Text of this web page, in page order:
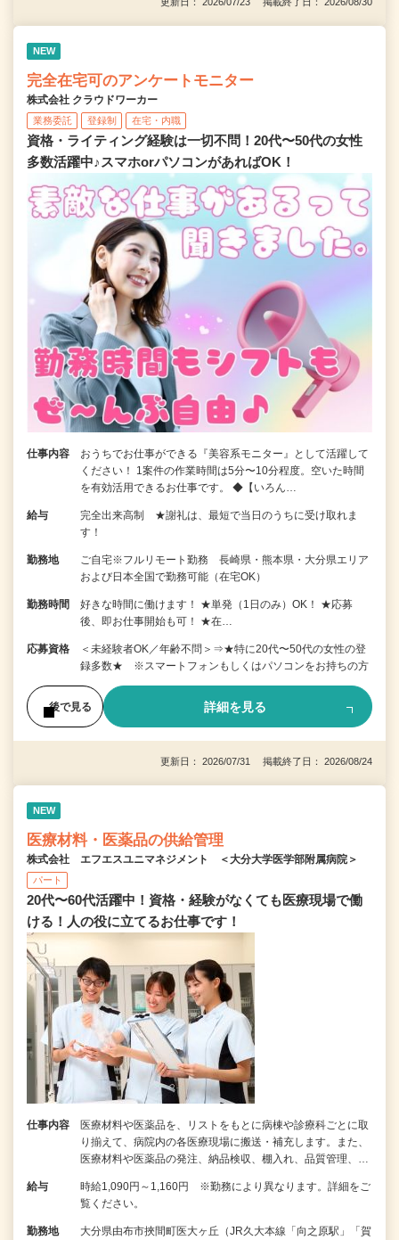
更新日： 2026/07/23 掲載終了日： 2026/08/30
NEW
完全在宅可のアンケートモニター
株式会社 クラウドワーカー
業務委託 登録制 在宅・内職
資格・ライティング経験は一切不問！20代〜50代の女性
多数活躍中♪スマホorパソコンがあればOK！
仕事内容
おうちでお仕事ができる『美容系モニター』として活躍して
ください！ 1案件の作業時間は5分〜10分程度。空いた時間
を有効活用できるお仕事です。 ◆【いろん…
給与
完全出来高制 ★謝礼は、最短で当日のうちに受け取れま
す！
勤務地
ご自宅※フルリモート勤務 長崎県・熊本県・大分県エリア
および日本全国で勤務可能（在宅OK）
勤務時間
好きな時間に働けます！ ★単発（1日のみ）OK！ ★応募
後、即お仕事開始も可！ ★在…
応募資格
＜未経験者OK／年齢不問＞⇒★特に20代〜50代の女性の登
録多数★ ※スマートフォンもしくはパソコンをお持ちの方
後で見る 詳細を見る
更新日： 2026/07/31 掲載終了日： 2026/08/24
NEW
医療材料・医薬品の供給管理
株式会社 エフエスユニマネジメント ＜大分大学医学部附属病院＞
パート
20代〜60代活躍中！資格・経験がなくても医療現場で働
ける！人の役に立てるお仕事です！
仕事内容
医療材料や医薬品を、リストをもとに病棟や診療科ごとに取
り揃えて、病院内の各医療現場に搬送・補充します。また、
医療材料や医薬品の発注、納品検収、棚入れ、品質管理、…
給与
時給1,090円～1,160円 ※勤務により異なります。詳細をご
覧ください。
勤務地
大分県由布市挾間町医大ヶ丘（JR久大本線「向之原駅」「賀